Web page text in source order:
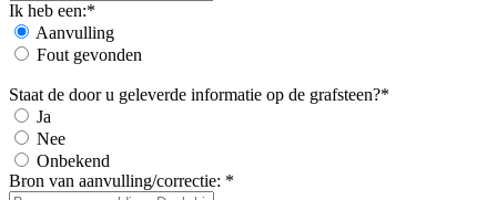
Ik heb een:*
Aanvulling
Fout gevonden
Staat de door u geleverde informatie op de grafsteen?*
Ja
Nee
Onbekend
Bron van aanvulling/correctie: *